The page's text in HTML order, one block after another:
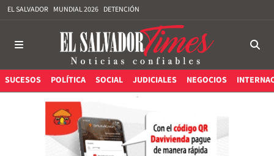
EL SALVADOR MUNDIAL 2026 DETENCIÓN
SUCESOS POLÍTICA SOCIAL JUDICIALES NEGOCIOS